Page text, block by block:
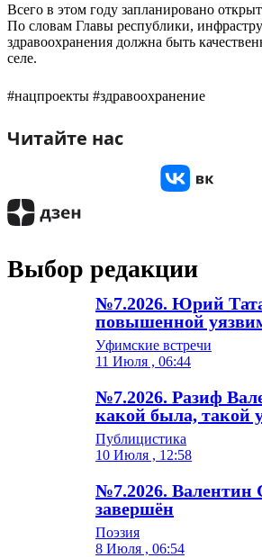
Всего в этом году запланировано
По словам Главы республики,
здравоохранения должна быть
селе.
#нацпроекты #здравоохранение
Читайте нас
Выбор редакции
№7.2026. Юрий
повышенной
Уфимские встречи
11 Июля , 06:44
№7.2026. Разиф
какой была, такой
Публицистика
10 Июля , 12:58
№7.2026. Валентин
завершён
Поэзия
8 Июля , 06:54